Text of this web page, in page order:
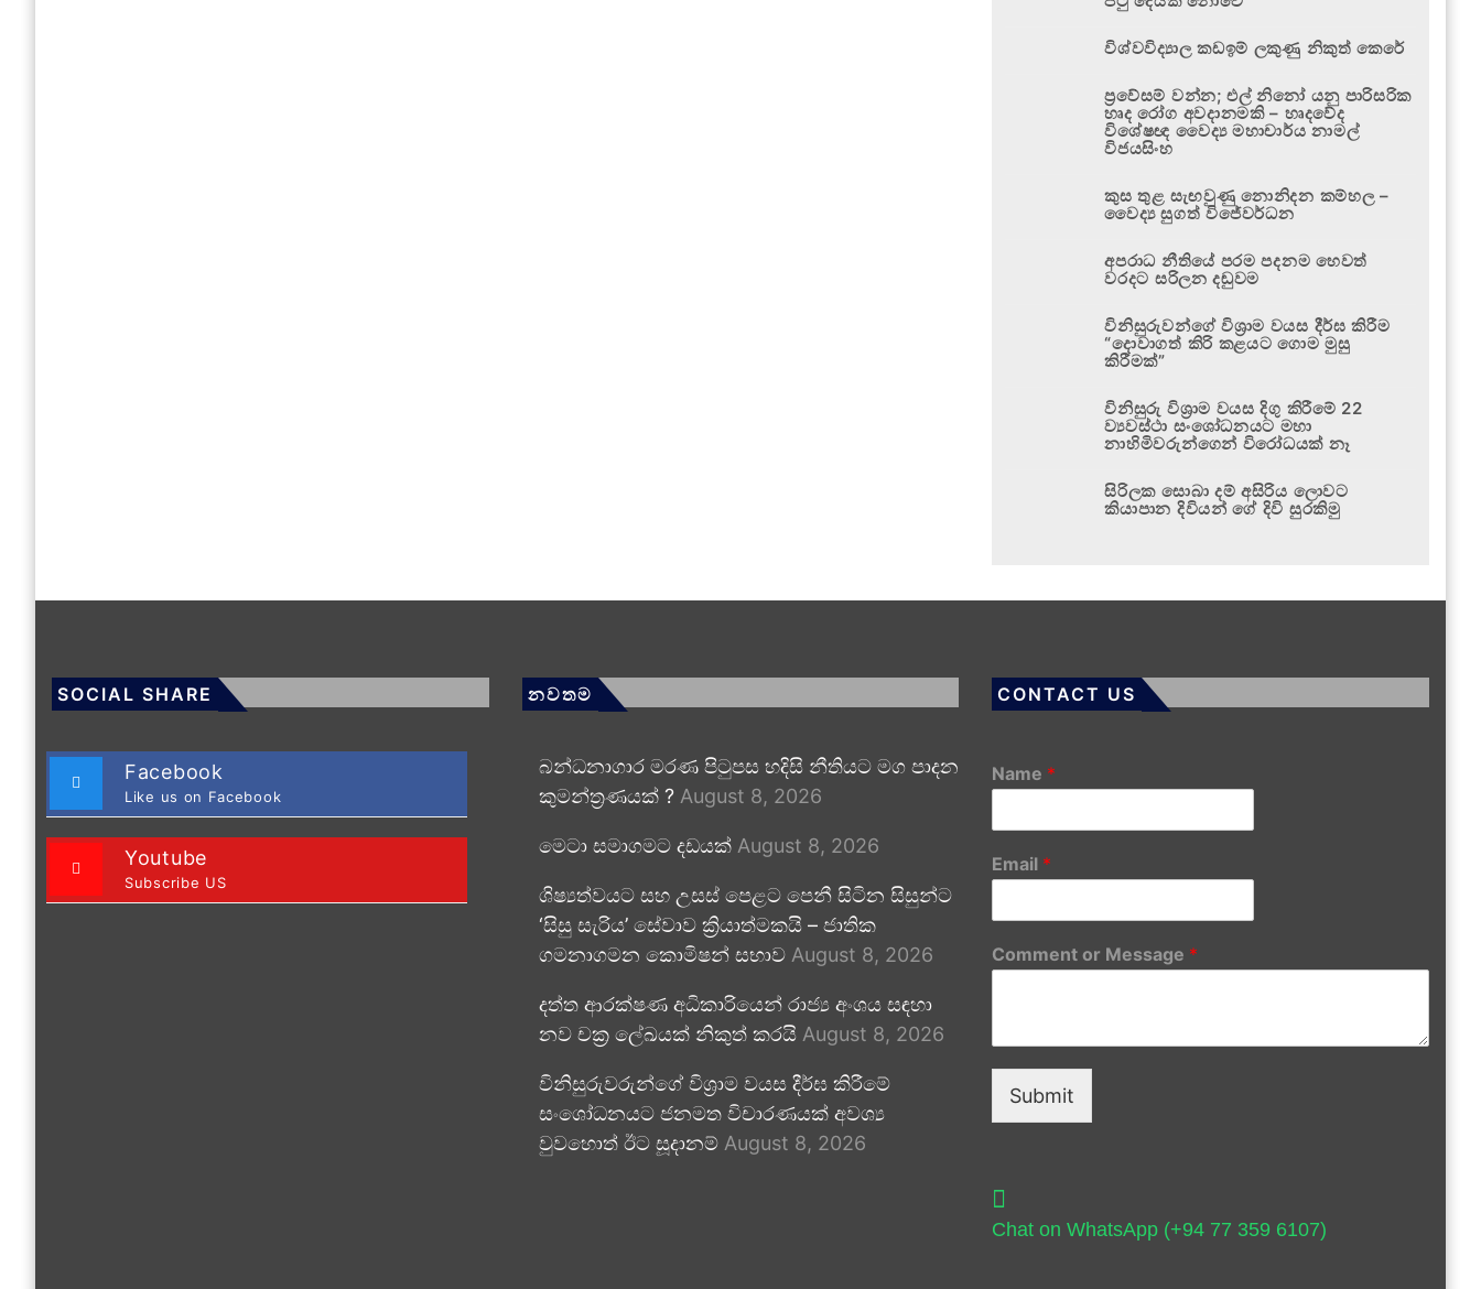
විශ්වවිද්‍යාල කඩඉම් ලකුණු නිකුත් කෙරේ
ප්‍රවේසම් වන්න; එල් නිනෝ යනු පාරිසරික
හෘද රෝග අවදානමකි – හෘදවේද
විශේෂඥ වෛද්‍ය මහාචාර්ය නාමල්
විජයසිංහ
කුස තුළ සැඟවුණු නොනිදන කම්හල –
වෛද්‍ය සුගත් විජේවර්ධන
අපරාධ නීතියේ පරම පදනම හෙවත්
වරදට සරිලන දඬුවම
විනිසුරුවන්ගේ විශ්‍රාම වයස දීර්ඝ කිරීම
“දොවාගත් කිරි කළයට ගොම මුසු
කිරීමක්”
විනිසුරු විශ්‍රාම වයස දිගු කිරීමේ 22
ව්‍යවස්ථා සංශෝධනයට මහා
නාහිමිවරුන්ගෙන් විරෝධයක් නෑ
සිරිලක සොබා දම් අසිරිය ලොවට
කියාපාන දිවියන් ගේ දිවි සුරකිමු
SOCIAL SHARE
Facebook
Like us on Facebook
Youtube
Subscribe US
නවතම
බන්ධනාගාර මරණ පිටුපස හදිසි නීතියට මග පාදන
කුමන්ත්‍රණයක් ? August 8, 2026
මෙටා සමාගමට දඩයක් August 8, 2026
ශිෂ්‍යත්වයට සහ උසස් පෙළට පෙනී සිටින සිසුන්ට
‘සිසු සැරිය’ සේවාව ක්‍රියාත්මකයි – ජාතික
ගමනාගමන කොමිෂන් සභාව August 8, 2026
දත්ත ආරක්ෂණ අධිකාරියෙන් රාජ්‍ය අංශය සඳහා
නව චක්‍ර ලේඛයක් නිකුත් කරයි August 8, 2026
විනිසුරුවරුන්ගේ විශ්‍රාම වයස දීර්ඝ කිරීමේ
සංශෝධනයට ජනමත විචාරණයක් අවශ්‍ය
වුවහොත් ඊට සූදානම් August 8, 2026
CONTACT US
Name *
Email *
Comment or Message *
Submit
Chat on WhatsApp (+94 77 359 6107)